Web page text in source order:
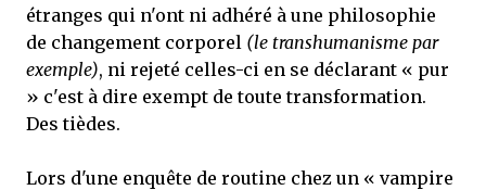
étranges qui n'ont ni adhéré à une philosophie
de changement corporel (le transhumanisme par
exemple), ni rejeté celles-ci en se déclarant « pur
» c'est à dire exempt de toute transformation.
Des tièdes.
Lors d'une enquête de routine chez un « vampire